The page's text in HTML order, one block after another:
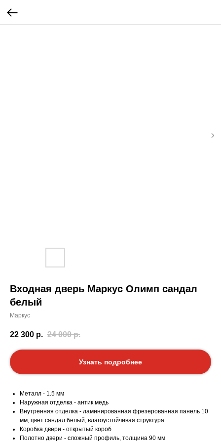
Входная дверь Маркус Олимп сандал
белый
Маркус
22 300 р. 24 000 р.
Узнать подробнее
Металл - 1.5 мм
Наружная отделка - антик медь
Внутренняя отделка - ламинированная фрезерованная панель 10
мм, цвет сандал белый, влагоустойчивая структура.
Коробка двери - открытый короб
Полотно двери - сложный профиль, толщина 90 мм